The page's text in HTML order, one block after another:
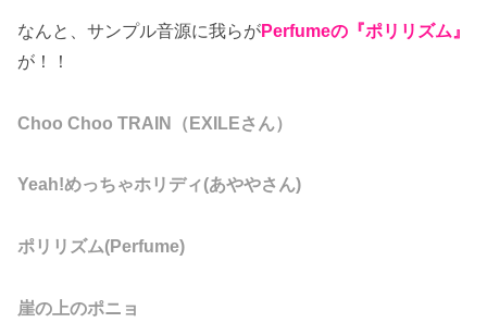
なんと、サンプル音源に我らがPerfumeの『ポリリズム』
が！！
Choo Choo TRAIN（EXILEさん）
Yeah!めっちゃホリディ(あややさん)
ポリリズム(Perfume)
崖の上のポニョ